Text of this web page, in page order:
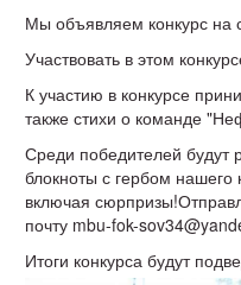
Мы объявляем конкурс на
Участвовать в этом
К участию в конкурсе
также стихи о команде
Среди победителей
блокноты с гербом нашего
включая
почту mbu-fok-
Итоги конкурса будут